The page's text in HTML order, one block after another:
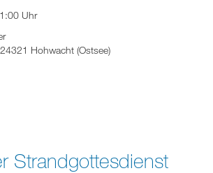
Uhr
Hohwacht (Ostsee)
Strandgottesdienst